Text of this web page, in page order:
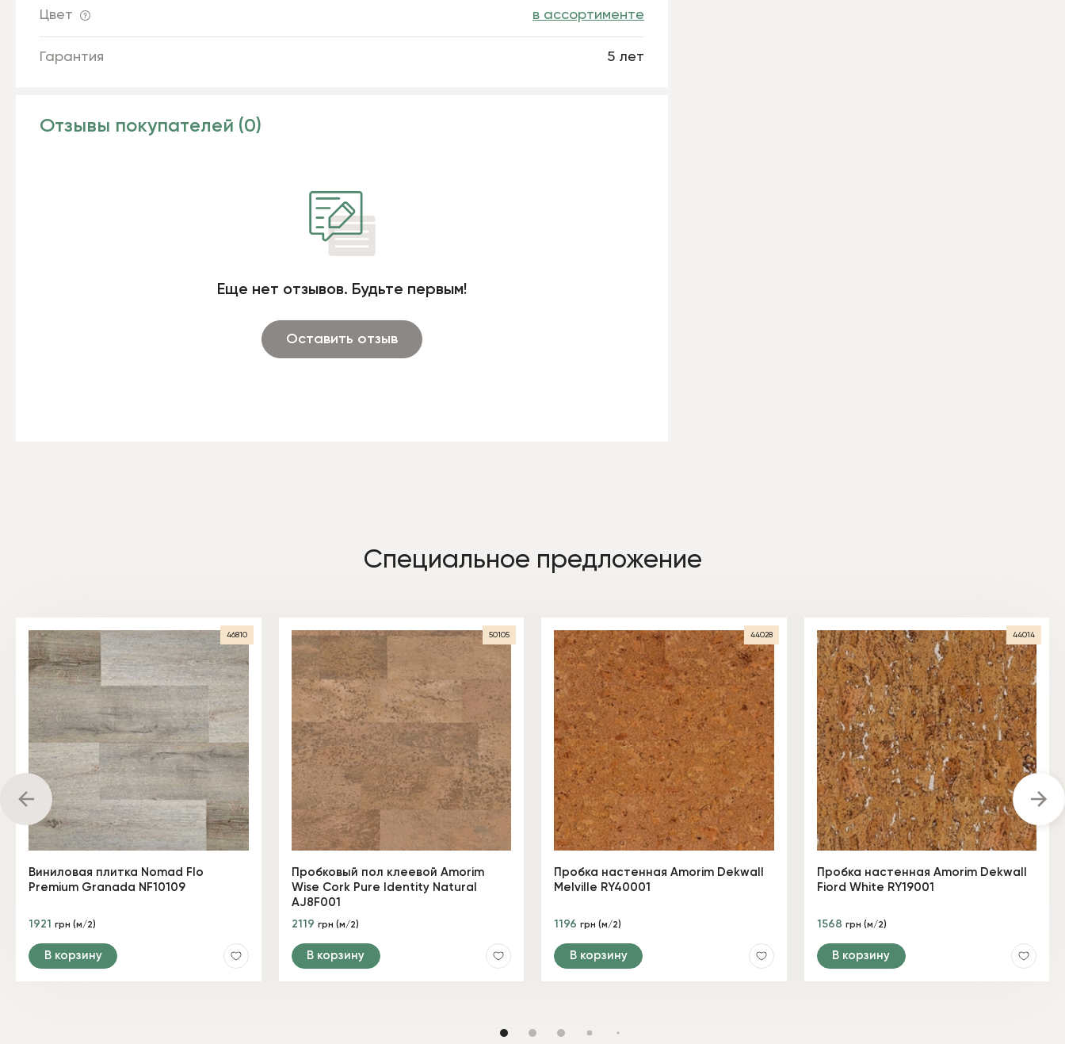
Цвет в ассортименте
Гарантия 5 лет
Отзывы покупателей (0)
Еще нет отзывов. Будьте первым!
Оставить отзыв
Специальное предложение
46810
Виниловая плитка Nomad Flo
Premium Granada NF10109
1921 грн (м/2)
В корзину
50105
Пробковый пол клеевой Amorim
Wise Cork Pure Identity Natural
AJ8F001
2119 грн (м/2)
В корзину
44028
Пробка настенная Amorim Dekwall
Melville RY40001
1196 грн (м/2)
В корзину
44014
Пробка настенная Amorim Dekwall
Fiord White RY19001
1568 грн (м/2)
В корзину